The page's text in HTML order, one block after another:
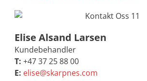
Elise Alsand Larsen
Kundebehandler
T: +47 37 25 88 00
E: elise@skarpnes.com